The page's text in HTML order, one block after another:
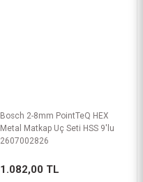
Bosch 2-8mm PointTeQ HEX
Metal Matkap Uç Seti HSS 9'lu
2607002826
1.082,00 TL